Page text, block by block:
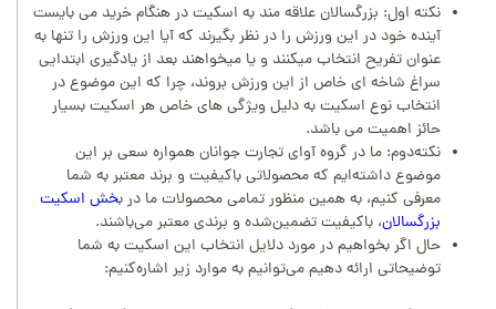
نکته اول: بزرگسالان علاقه مند به اسکیت در هنگام خرید می بایست
آینده خود در این ورزش را در نظر بگیرند که آیا این ورزش را تنها به
عنوان تفریح انتخاب میکنند و یا میخواهند بعد از یادگیری ابتدایی
سراغ شاخه ای خاص از این ورزش بروند، چرا که این موضوع در
انتخاب نوع اسکیت به دلیل ویژگی های خاص هر اسکیت بسیار
حائز اهمیت می باشد.
نکته‌دوم: ما در گروه آوای تجارت جوانان همواره سعی بر این
موضوع داشته‌ایم که محصولاتی باکیفیت و برند معتبر به شما
معرفی کنیم، به همین منظور تمامی محصولات ما در بخش اسکیت
بزرگسالان، باکیفیت تضمین‌شده و برندی معتبر می‌باشند.
حال اگر بخواهیم در مورد دلایل انتخاب این اسکیت به شما
توضیحاتی ارائه دهیم می‌توانیم به موارد زیر اشاره‌کنیم: